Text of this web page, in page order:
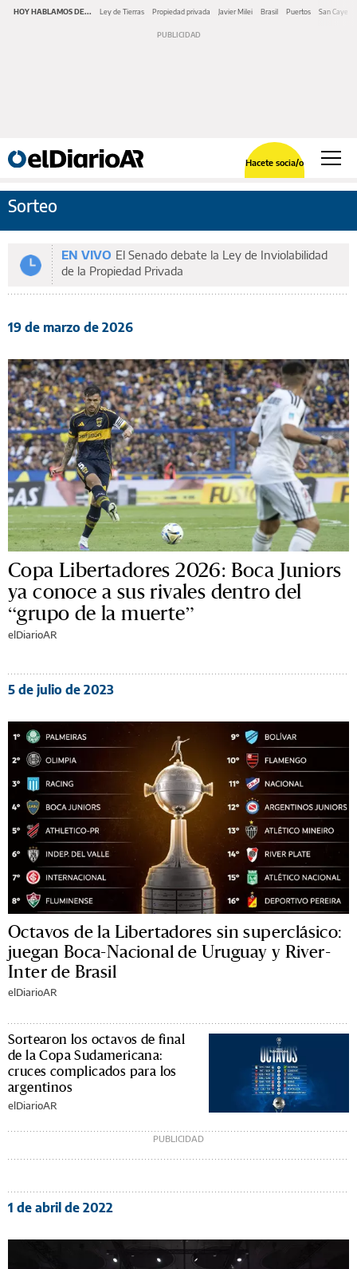
HOY HABLAMOS DE... Ley de Tierras Propiedad privada Javier Milei Brasil Puertos San
Hacete socia/o
Sorteo
EN VIVO El Senado debate la Ley de Inviolabilidad
de la Propiedad Privada
19 de marzo de 2026
Copa Libertadores 2026: Boca Juniors
ya conoce a sus rivales dentro del
“grupo de la muerte”
elDiarioAR
5 de julio de 2023
Octavos de la Libertadores sin superclásico:
juegan Boca-Nacional de Uruguay y River-
Inter de Brasil
elDiarioAR
Sortearon los octavos de final
de la Copa Sudamericana:
cruces complicados para los
argentinos
elDiarioAR
1 de abril de 2022